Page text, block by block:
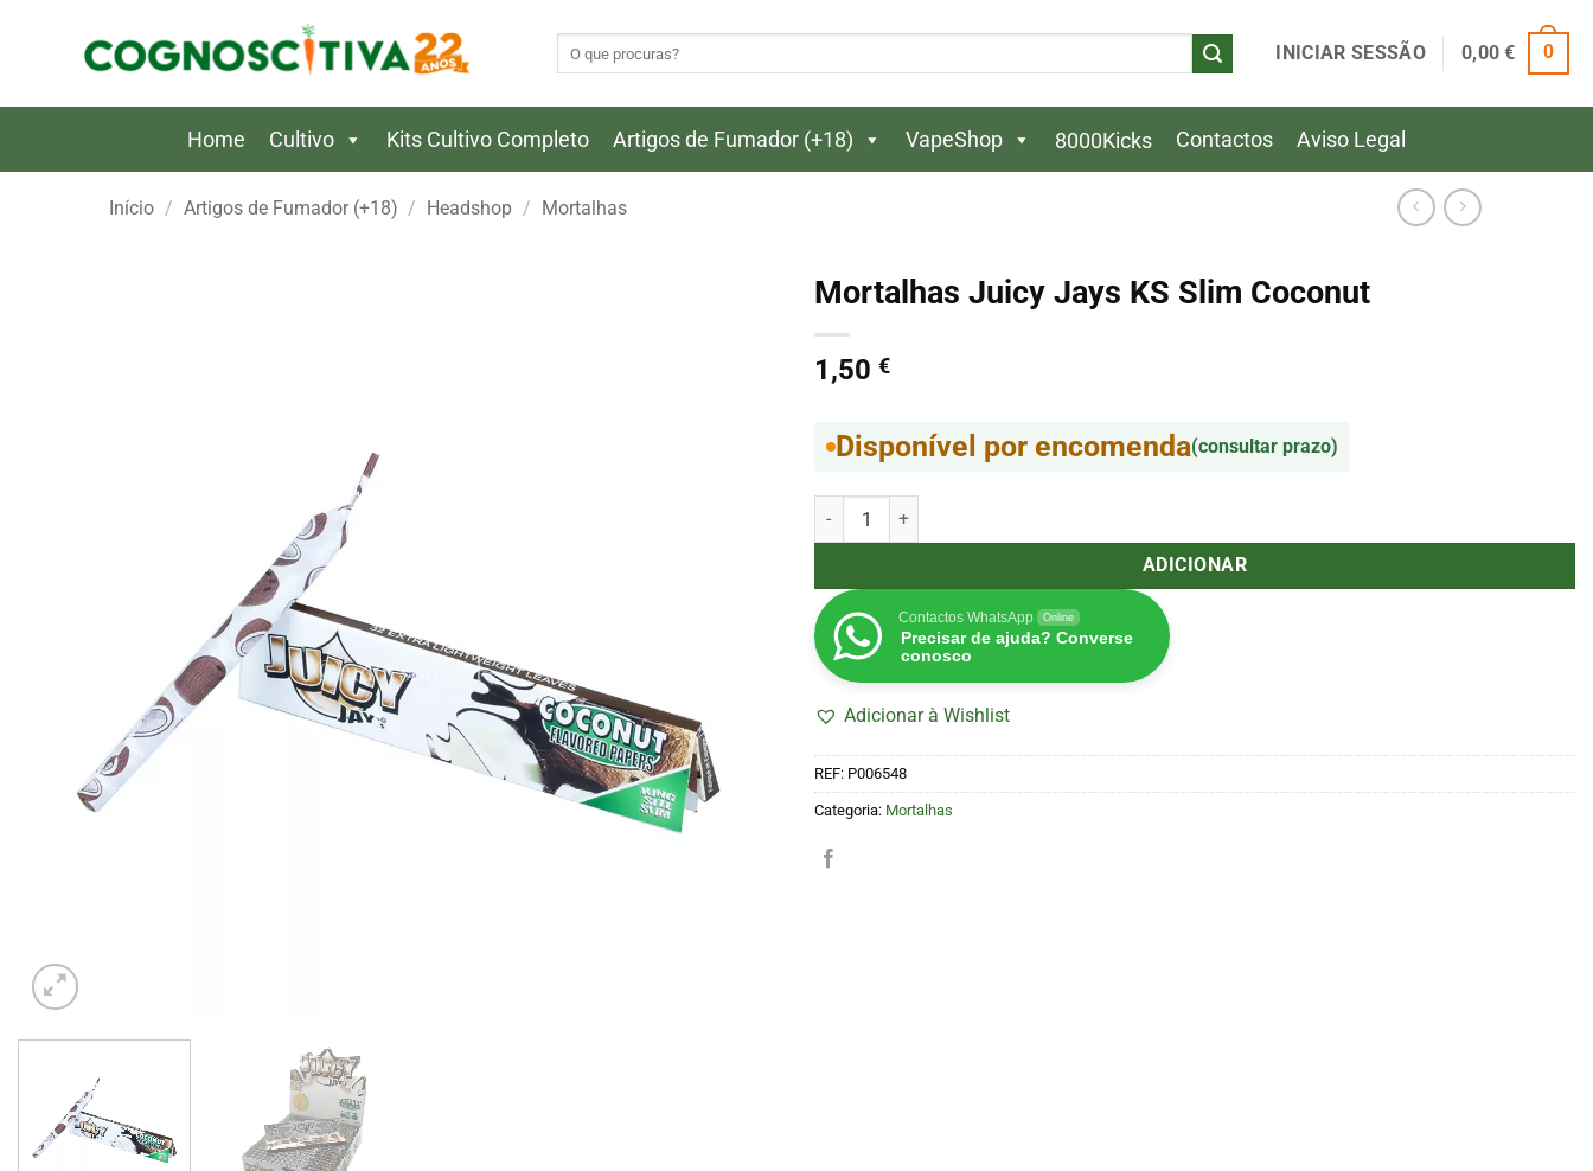
INICIAR SESSÃO 0,00€ 0
Home Cultivo Kits Cultivo Completo Artigos de Fumador (+18) VapeShop 8000Kicks Contactos Aviso Legal
Início / Artigos de Fumador (+18) / Headshop / Mortalhas
Mortalhas Juicy Jays KS Slim Coconut
1,50 €
Disponível por encomenda(consultar prazo)
Quantidade de Mortalhas Juicy Jays KS Slim Coconut
ADICIONAR
Contactos WhatsApp Online
Precisar de ajuda? Converse
conosco
Adicionar à Wishlist
REF: P006548
Categoria: Mortalhas